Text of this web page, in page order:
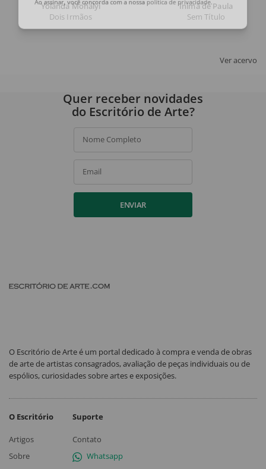
Yolanda Mohalyi
Dois Irmãos
Inimá de Paula
Sem Título
Ver acervo
Ao assinar, você concorda com a nossa política de privacidade .
Quer receber novidades
do Escritório de Arte?
Nome Completo
Email
ENVIAR
O Escritório de Arte é um portal dedicado à compra e venda de obras
de arte de artistas consagrados, avaliação de peças individuais ou de
espólios, curiosidades sobre artes e exposições.
O Escritório
Artigos
Sobre
Suporte
Contato
Whatsapp